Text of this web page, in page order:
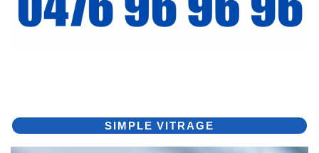
SIMPLE VITRAGE